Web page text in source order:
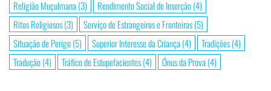
Religião Muçulmana (3) Rendimento Social de Inserção(4)
Ritos Religiosos(3) Serviço de Estrangeiros e Fronteiras(5)
Situação de Perigo(5) Superior Interesse da Criança (4) Tradições(4)
Tradução(4) Tráfico de Estupefacientes(4) Ónus da Prova (4)